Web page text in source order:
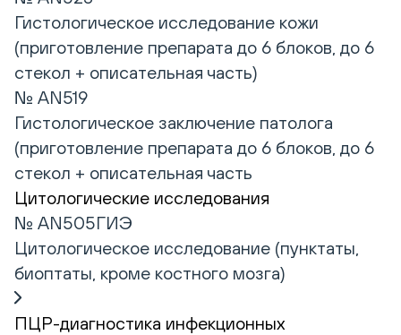
Гистологическое исследование кожи
(приготовление препарата до 6 блоков, до 6
стекол + описательная часть)
№ AN519
Гистологическое заключение патолога
(приготовление препарата до 6 блоков, до 6
стекол + описательная часть
Цитологические исследования
№ AN505ГИЭ
Цитологическое исследование (пунктаты,
биоптаты, кроме костного мозга)
ПЦР-диагностика инфекционных